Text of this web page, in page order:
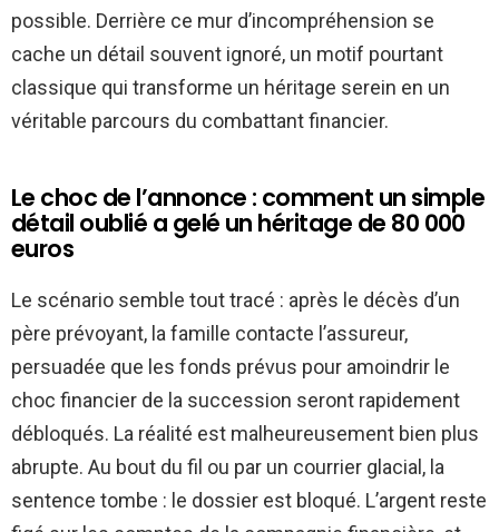
possible. Derrière ce mur d’incompréhension se
cache un détail souvent ignoré, un motif pourtant
classique qui transforme un héritage serein en un
véritable parcours du combattant financier.
Le choc de l’annonce : comment un simple
détail oublié a gelé un héritage de 80 000
euros
Le scénario semble tout tracé : après le décès d’un
père prévoyant, la famille contacte l’assureur,
persuadée que les fonds prévus pour amoindrir le
choc financier de la succession seront rapidement
débloqués. La réalité est malheureusement bien plus
abrupte. Au bout du fil ou par un courrier glacial, la
sentence tombe : le dossier est bloqué. L’argent reste